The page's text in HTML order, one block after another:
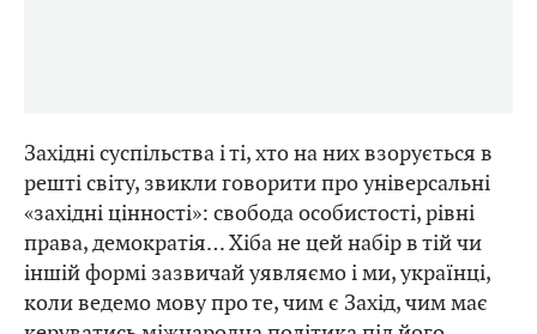
Західні суспільства і ті, хто на них взорується в
решті світу, звикли говорити про універсальні
«західні цінності»: свобода особистості, рівні
права, демократія… Хіба не цей набір в тій чи
іншій формі зазвичай уявляємо і ми, українці,
коли ведемо мову про те, чим є Захід, чим має